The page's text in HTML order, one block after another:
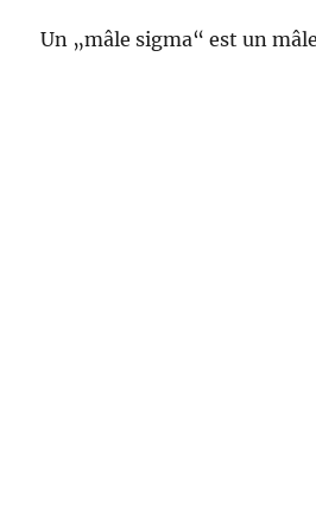
Un „mâle sigma“ est un